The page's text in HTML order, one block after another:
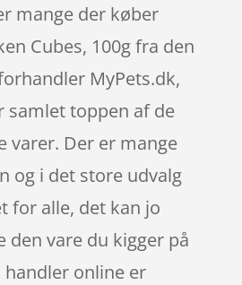
mange der køber
Cubes, 100g fra den
MyPets.dk,
samlet toppen af de
varer. Der er mange
og i det store udvalg
for alle, det kan jo
den vare du kigger på
handler online er